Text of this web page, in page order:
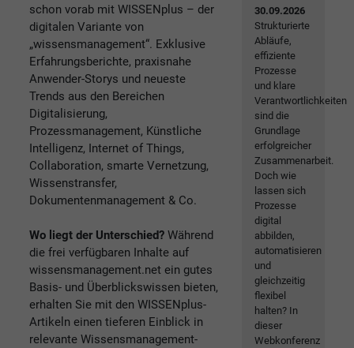
schon vorab mit WISSENplus – der
digitalen Variante von
„wissensmanagement“. Exklusive
Erfahrungsberichte, praxisnahe
Anwender-Storys und neueste
Trends aus den Bereichen
Digitalisierung,
Prozessmanagement, Künstliche
Intelligenz, Internet of Things,
Collaboration, smarte Vernetzung,
Wissenstransfer,
Dokumentenmanagement & Co.
Wo liegt der Unterschied? Während
die frei verfügbaren Inhalte auf
wissensmanagement.net ein gutes
Basis- und Überblickswissen bieten,
erhalten Sie mit den WISSENplus-
Artikeln einen tieferen Einblick in
relevante Wissensmanagement-
30.09.2026
Strukturierte
Abläufe,
effiziente
Prozesse
und klare
Verantwortlichkeiten
sind die
Grundlage
erfolgreicher
Zusammenarbeit.
Doch wie
lassen sich
Prozesse
digital
abbilden,
automatisieren
und
gleichzeitig
flexibel
halten? In
dieser
Webkonferenz